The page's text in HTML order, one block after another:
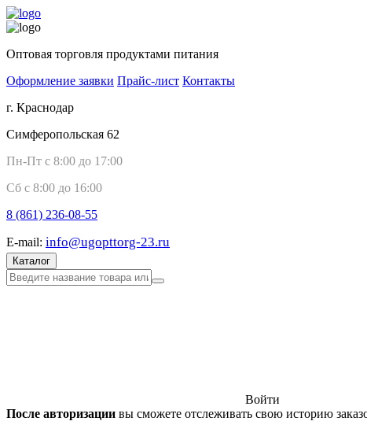
Оптовая торговля продуктами питания
Оформление заявки Прайс-лист Контакты
г. Краснодар
Симферопольская 62
Пн-Пт с 8:00 до 17:00
Сб с 8:00 до 16:00
8 (861) 236-08-55
E-mail: info@ugopttorg-23.ru
Каталог
Войти
После авторизации вы сможете отслеживать свою историю